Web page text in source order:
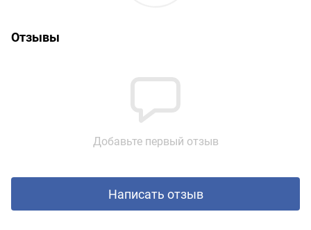
Отзывы
Добавьте первый отзыв
Написать отзыв